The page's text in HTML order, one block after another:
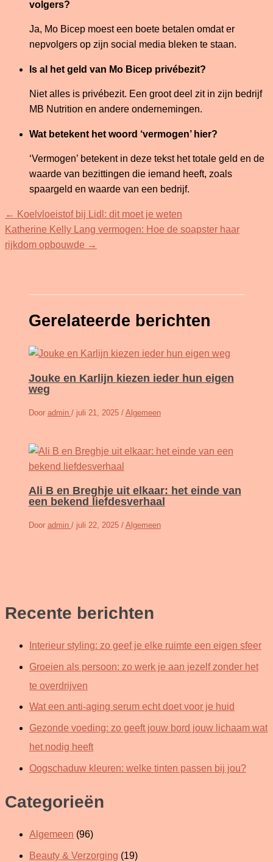
volgers?
Ja, Mo Bicep moest een boete betalen omdat er
nepvolgers op zijn social media bleken te staan.
Is al het geld van Mo Bicep privébezit?
Niet alles is privébezit. Een groot deel zit in zijn bedrijf
MB Nutrition en andere ondernemingen.
Wat betekent het woord ‘vermogen’ hier?
‘Vermogen’ betekent in deze tekst het totale geld en de
waarde van bezittingen die iemand heeft, zoals
spaargeld en waarde van een bedrijf.
← Koelvloeistof bij Lidl: dit moet je weten
Katherine Kelly Lang vermogen: Hoe de soapster haar
rijkdom opbouwde →
Gerelateerde berichten
Jouke en Karlijn kiezen ieder hun eigen
weg
Door admin / juli 21, 2025 / Algemeen
Ali B en Breghje uit elkaar: het einde van
een bekend liefdesverhaal
Door admin / juli 22, 2025 / Algemeen
Recente berichten
Interieur styling: zo geef je elke ruimte een eigen sfeer
Groeien als persoon: zo werk je aan jezelf zonder het
te overdrijven
Wat een anti-aging serum echt doet voor je huid
Gezonde voeding: zo geeft jouw bord jouw lichaam wat
het nodig heeft
Oogschaduw kleuren: welke tinten passen bij jou?
Categorieën
Algemeen (96)
Beauty & Verzorging (19)